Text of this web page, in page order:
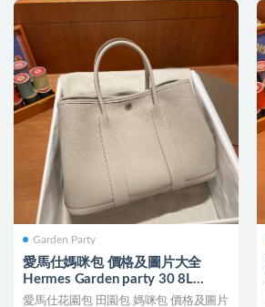
Garden Party
愛馬仕媽咪包 價格及圖片大全
Hermes Garden party 30 8L
Beton 冰川白 Negonda
愛馬仕花園包 田園包 媽咪包 價格及圖片